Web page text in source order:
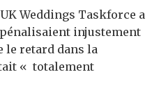
Weddings Taskforce a
injustement
le retard dans la
« totalement